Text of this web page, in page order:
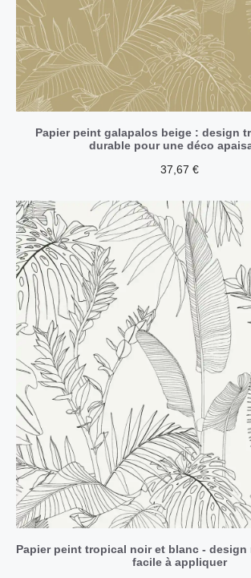
Papier peint galapalos beige : design
durable pour une déco
37,67 €
Papier peint tropical noir et blanc - design
facile à appliquer